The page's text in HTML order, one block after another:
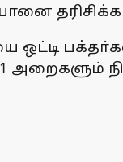
ஒட்டி